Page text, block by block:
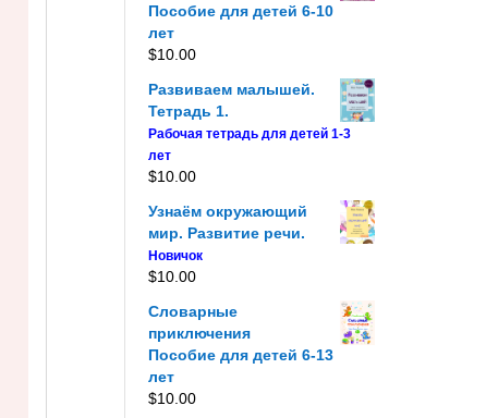
Пособие для детей 6-10
лет
$10.00
Развиваем малышей.
Тетрадь 1.
Рабочая тетрадь для детей 1-3
лет
$10.00
Узнаём окружающий
мир. Развитие речи.
Новичок
$10.00
Словарные
приключения
Пособие для детей 6-13
лет
$10.00